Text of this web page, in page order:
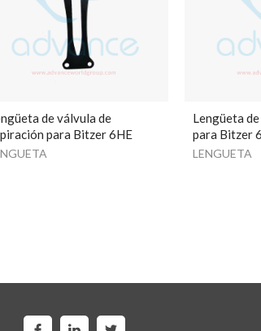
de válvula de
para Bitzer 6HE
Lengüeta
para Bitzer
LENGUETA